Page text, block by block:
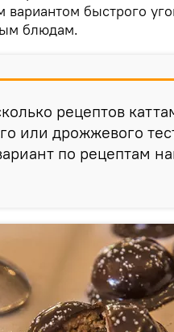
вариантом быстрого
блюдам.
рецептов
или дрожжевого
по рецептам